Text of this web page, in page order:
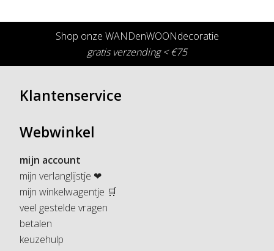
Shop onze WANDenWOONdecoratie
gratis verzending < €75
Klantenservice
Webwinkel
mijn account
mijn verlanglijstje ❤
mijn winkelwagentje 🛒
veel gestelde vragen
betalen
keuzehulp